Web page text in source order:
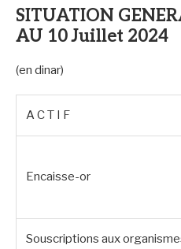
SITUATION
AU 10 Juillet 2024
(en dinar)
A C T I F
Encaisse-or
Souscriptions aux